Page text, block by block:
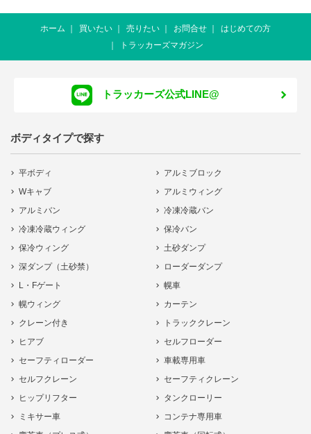
ホーム 買いたい 売りたい お問合せ
はじめての方
トラッカーズマガジン
トラッカーズ公式LINE@
ボディタイプで探す
平ボディ
アルミブロック
Wキャブ
アルミウィング
アルミバン
冷凍冷蔵バン
冷凍冷蔵ウィング
保冷バン
保冷ウィング
土砂ダンプ
深ダンプ（土砂禁）
ローダーダンプ
L・Fゲート
幌車
幌ウィング
カーテン
クレーン付き
トラッククレーン
ヒアブ
セルフローダー
セーフティローダー
車載専用車
セルフクレーン
セーフティクレーン
ヒップリフター
タンクローリー
ミキサー車
コンテナ専用車